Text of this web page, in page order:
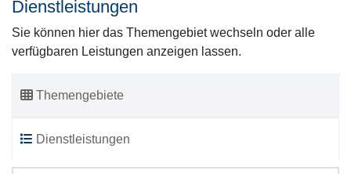
Dienstleistungen
Sie können hier das Themengebiet wechseln oder alle
verfügbaren Leistungen anzeigen lassen.
Themengebiete
Dienstleistungen